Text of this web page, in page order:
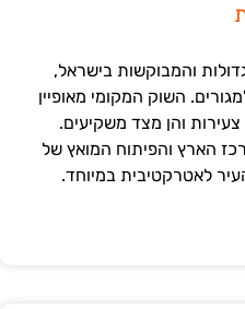
והמבוקשות בישראל,
השוק המקומי מאופיין
והן מצד משקיעים.
הארץ והפיתוח המואץ של
לאטרקטיבית במיוחד.